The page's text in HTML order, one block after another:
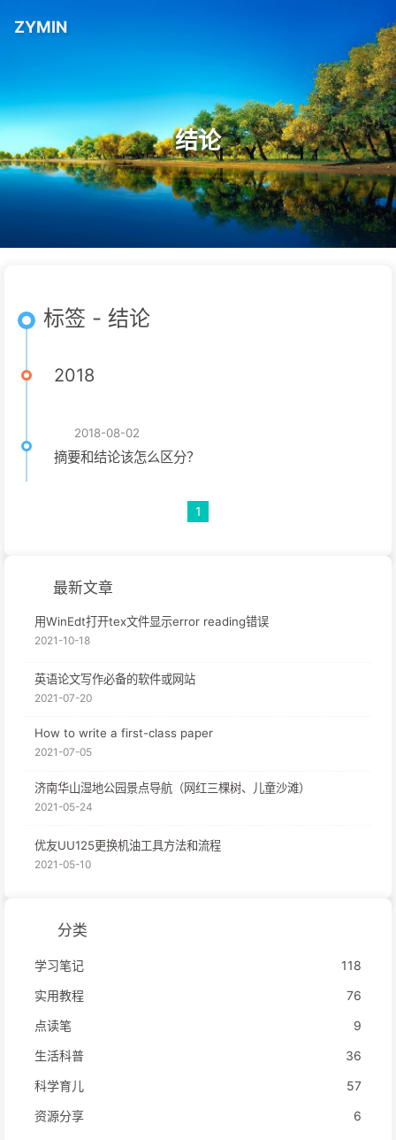
ZYMIN
结论
标签 - 结论
2018
2018-08-02
摘要和结论该怎么区分？
1
最新文章
用WinEdt打开tex文件显示error reading错误
2021-10-18
英语论文写作必备的软件或网站
2021-07-20
How to write a first-class paper
2021-07-05
济南华山湿地公园景点导航（网红三棵树、儿童沙滩）
2021-05-24
优友UU125更换机油工具方法和流程
2021-05-10
分类
学习笔记
118
实用教程
76
点读笔
9
生活科普
36
科学育儿
57
资源分享
6